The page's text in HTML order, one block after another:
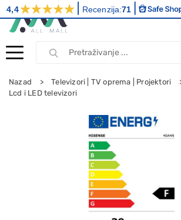
Nazad
Televizori | TV oprema | Projektori
Lcd i LED televizori
4,4 Recenzija:71